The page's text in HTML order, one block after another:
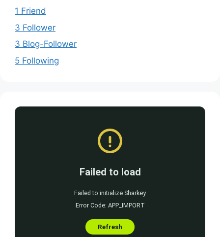
1 Friend
3 Follower
3 Blog-Follower
5 Following